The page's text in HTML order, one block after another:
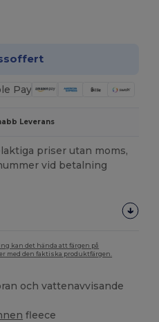
Leverans
priser utan moms,
vid betalning
kan det hända att färgen på
med den faktiska produktfärgen.
och vattenavvisande
fleece